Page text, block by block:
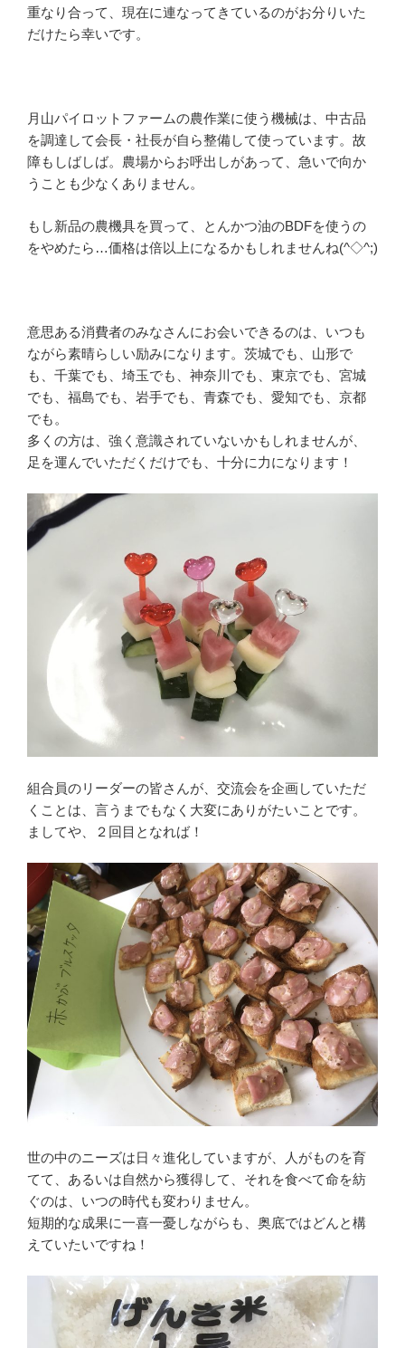
重なり合って、現在に連なってきているのがお分りいた
だけたら幸いです。
月山パイロットファームの農作業に使う機械は、中古品
を調達して会長・社長が自ら整備して使っています。故
障もしばしば。農場からお呼出しがあって、急いで向か
うことも少なくありません。
もし新品の農機具を買って、とんかつ油のBDFを使うの
をやめたら…価格は倍以上になるかもしれませんね(^◇^;)
意思ある消費者のみなさんにお会いできるのは、いつも
ながら素晴らしい励みになります。茨城でも、山形で
も、千葉でも、埼玉でも、神奈川でも、東京でも、宮城
でも、福島でも、岩手でも、青森でも、愛知でも、京都
でも。
多くの方は、強く意識されていないかもしれませんが、
足を運んでいただくだけでも、十分に力になります！
組合員のリーダーの皆さんが、交流会を企画していただ
くことは、言うまでもなく大変にありがたいことです。
ましてや、２回目となれば！
世の中のニーズは日々進化していますが、人がものを育
てて、あるいは自然から獲得して、それを食べて命を紡
ぐのは、いつの時代も変わりません。
短期的な成果に一喜一憂しながらも、奥底ではどんと構
えていたいですね！